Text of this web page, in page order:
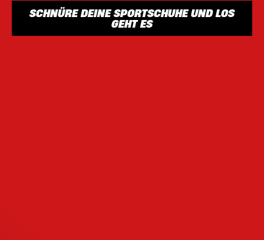
SCHNÜRE DEINE SPORTSCHUHE UND LOS
GEHT ES